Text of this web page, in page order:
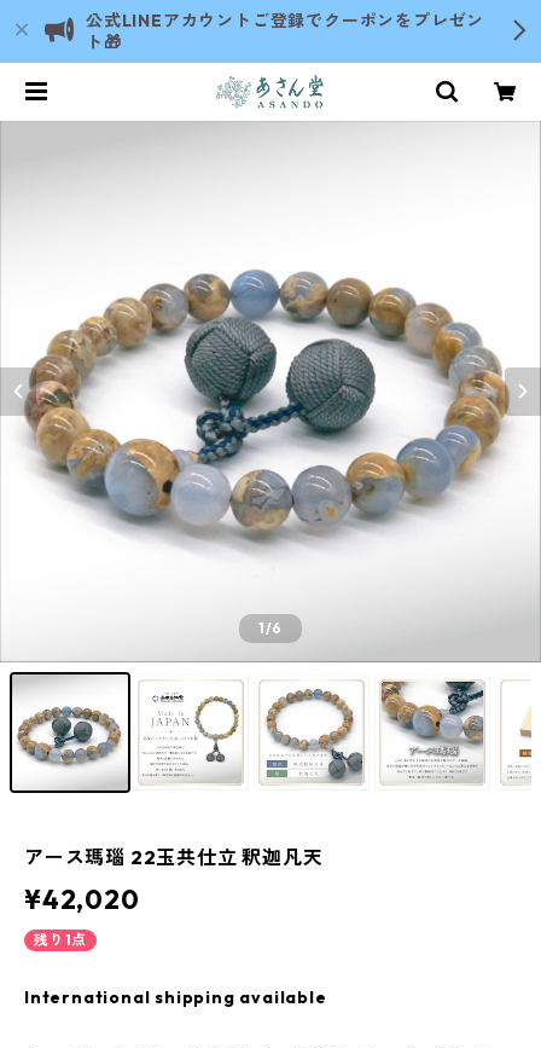
公式LINEアカウントご登録でクーポンをプレゼン
ト🎁
1/6
アース瑪瑙 22玉共仕立 釈迦凡天
¥42,020
残り1点
International shipping available